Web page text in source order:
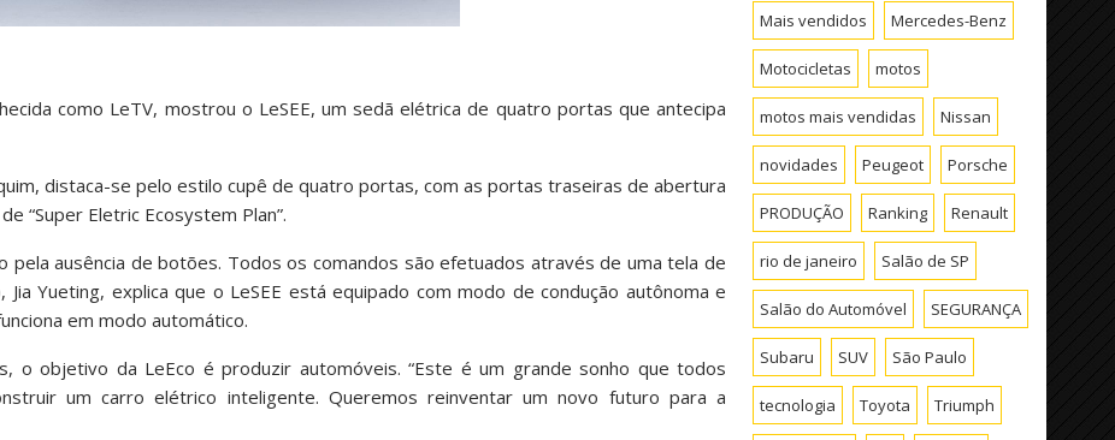
como LeTV, mostrou o LeSEE, um sedã elétrica de quatro portas que antecipa
distaca-se pelo estilo cupê de quatro portas, com as portas traseiras de abertura
“Super Eletric Ecosystem Plan”.
pela ausência de botões. Todos os comandos são efetuados através de uma tela de
Yueting, explica que o LeSEE está equipado com modo de condução autônoma e
em modo automático.
o objetivo da LeEco é produzir automóveis. “Este é um grande sonho que todos
um carro elétrico inteligente. Queremos reinventar um novo futuro para a
Mais vendidos Mercedes-Benz
Motocicletas motos
motos mais vendidas Nissan
novidades Peugeot Porsche
PRODUÇÃO Ranking Renault
rio de janeiro Salão de SP
Salão do Automóvel SEGURANÇA
Subaru SUV São Paulo
tecnologia Toyota Triumph